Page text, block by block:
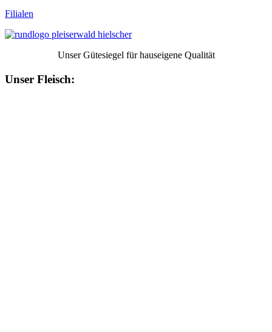
Filialen
Unser Gütesiegel für hauseigene Qualität
Unser Fleisch: